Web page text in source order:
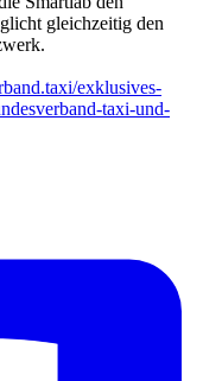
gleichzeitig den
exklusives-
taxi-und-